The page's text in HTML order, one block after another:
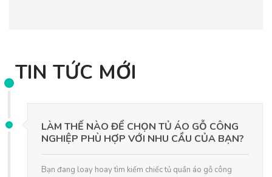
TIN TỨC MỚI
LÀM THẾ NÀO ĐỂ CHỌN TỦ ÁO GỖ CÔNG
NGHIỆP PHÙ HỢP VỚI NHU CẦU CỦA BẠN?
Bạn đang loay hoay tìm kiếm chiếc tủ quần áo gỗ công